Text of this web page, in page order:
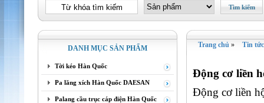
DANH MỤC SẢN PHẨM
Tời kéo Hàn Quốc
Pa lăng xích Hàn Quốc DAESAN
Palang cầu trục cáp điện Hàn Quốc
Trang chủ » Tin tức
Động cơ liền
Động cơ liền